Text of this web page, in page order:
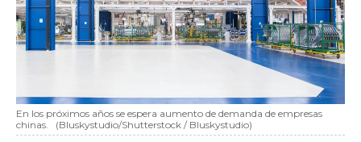
En los próximos años se espera aumento de demanda de empresas
chinas.
(Bluskystudio/Shutterstock / Bluskystudio)